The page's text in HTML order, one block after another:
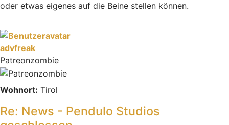
oder etwas eigenes auf die Beine stellen können.
Nach oben
advfreak
Patreonzombie
Wohnort: Tirol
Re: News - Pendulo Studios